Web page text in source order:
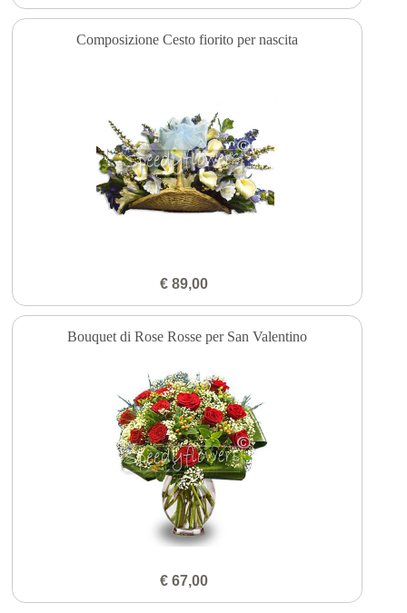
Composizione Cesto fiorito per nascita
€ 89,00
Bouquet di Rose Rosse per San Valentino
€ 67,00